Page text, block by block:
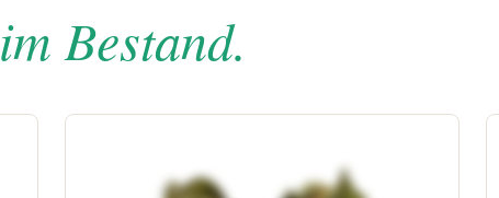
im Bestand.